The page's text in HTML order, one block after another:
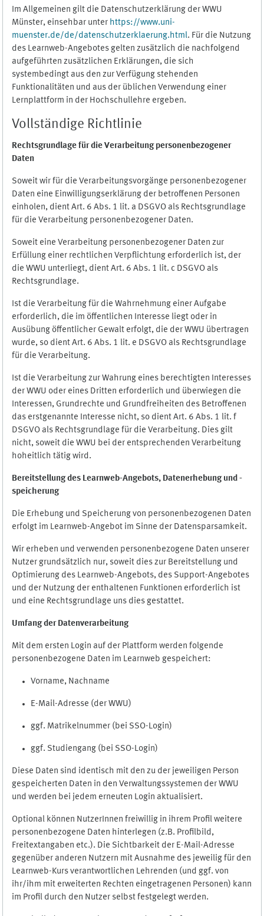
Im Allgemeinen gilt die Datenschutzerklärung der WWU
Münster, einsehbar unter https://www.uni-
muenster.de/de/datenschutzerklaerung.html. Für die Nutzung
des Learnweb-Angebotes gelten zusätzlich die nachfolgend
aufgeführten zusätzlichen Erklärungen, die sich
systembedingt aus den zur Verfügung stehenden
Funktionalitäten und aus der üblichen Verwendung einer
Lernplattform in der Hochschullehre ergeben.
Vollständige Richtlinie
Rechtsgrundlage für die Verarbeitung personenbezogener
Daten
Soweit wir für die Verarbeitungsvorgänge personenbezogener
Daten eine Einwilligungserklärung der betroffenen Personen
einholen, dient Art. 6 Abs. 1 lit. a DSGVO als Rechtsgrundlage
für die Verarbeitung personenbezogener Daten.
Soweit eine Verarbeitung personenbezogener Daten zur
Erfüllung einer rechtlichen Verpflichtung erforderlich ist, der
die WWU unterliegt, dient Art. 6 Abs. 1 lit. c DSGVO als
Rechtsgrundlage.
Ist die Verarbeitung für die Wahrnehmung einer Aufgabe
erforderlich, die im öffentlichen Interesse liegt oder in
Ausübung öffentlicher Gewalt erfolgt, die der WWU übertragen
wurde, so dient Art. 6 Abs. 1 lit. e DSGVO als Rechtsgrundlage
für die Verarbeitung.
Ist die Verarbeitung zur Wahrung eines berechtigten Interesses
der WWU oder eines Dritten erforderlich und überwiegen die
Interessen, Grundrechte und Grundfreiheiten des Betroffenen
das erstgenannte Interesse nicht, so dient Art. 6 Abs. 1 lit. f
DSGVO als Rechtsgrundlage für die Verarbeitung. Dies gilt
nicht, soweit die WWU bei der entsprechenden Verarbeitung
hoheitlich tätig wird.
Bereitstellung des Learnweb-Angebots, Datenerhebung und -
speicherung
Die Erhebung und Speicherung von personenbezogenen Daten
erfolgt im Learnweb-Angebot im Sinne der Datensparsamkeit.
Wir erheben und verwenden personenbezogene Daten unserer
Nutzer grundsätzlich nur, soweit dies zur Bereitstellung und
Optimierung des Learnweb-Angebots, des Support-Angebotes
und der Nutzung der enthaltenen Funktionen erforderlich ist
und eine Rechtsgrundlage uns dies gestattet.
Umfang der Datenverarbeitung
Mit dem ersten Login auf der Plattform werden folgende
personenbezogene Daten im Learnweb gespeichert:
Vorname, Nachname
E-Mail-Adresse (der WWU)
ggf. Matrikelnummer (bei SSO-Login)
ggf. Studiengang (bei SSO-Login)
Diese Daten sind identisch mit den zu der jeweiligen Person
gespeicherten Daten in den Verwaltungssystemen der WWU
und werden bei jedem erneuten Login aktualisiert.
Optional können NutzerInnen freiwillig in ihrem Profil weitere
personenbezogene Daten hinterlegen (z.B. Profilbild,
Freitextangaben etc.). Die Sichtbarkeit der E-Mail-Adresse
gegenüber anderen Nutzern mit Ausnahme des jeweilig für den
Learnweb-Kurs verantwortlichen Lehrenden (und ggf. von
ihr/ihm mit erweiterten Rechten eingetragenen Personen) kann
im Profil durch den Nutzer selbst festgelegt werden.